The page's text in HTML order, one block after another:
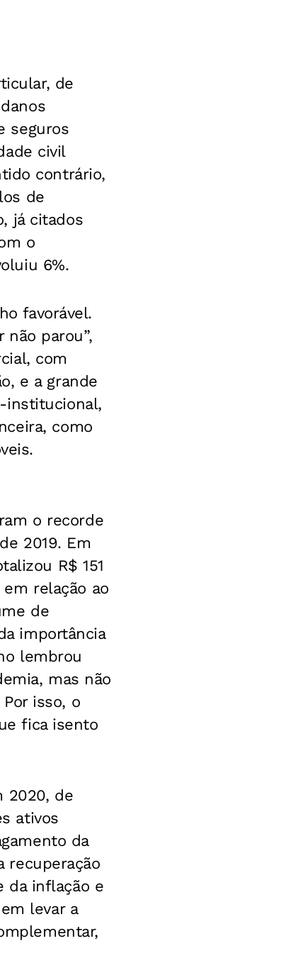
de
seguros
civil
contrário,
de
já citados
o
6%.
favorável.
parou”,
com
e a grande
institucional,
como
o recorde
2019. Em
R$ 151
relação ao
de
importância
lembrou
mas não
isso, o
fica isento
2020, de
ativos
da
recuperação
da inflação e
levar a